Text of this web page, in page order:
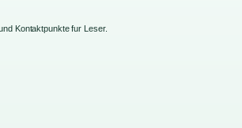
Kontaktpunkte fur Leser.